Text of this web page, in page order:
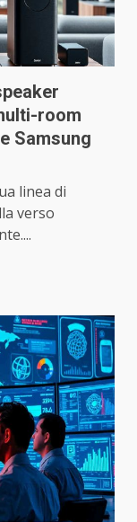
room
Samsung
linea di
verso